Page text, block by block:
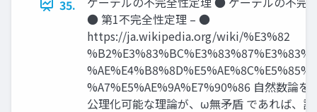
35.
● 第1不完全性定理 – ●
https://ja.wikipedia.org/wiki/%E3%82
%A7%E5%AE%9A%E7%90%86 自然数論を
公理化可能な理論が、ω無矛盾 であれば、